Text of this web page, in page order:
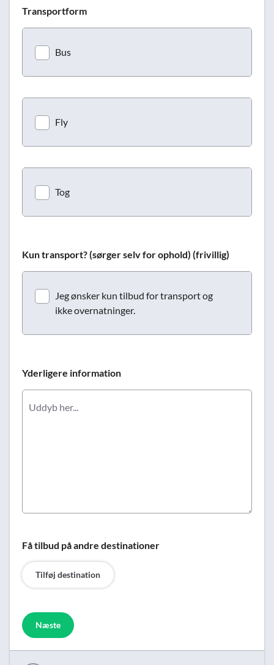
Transportform
Bus
Fly
Tog
Kun transport? (sørger selv for ophold) (frivillig)
Jeg ønsker kun tilbud for transport og
ikke overnatninger.
Yderligere information
Få tilbud på andre destinationer
Tilføj destination
Næste